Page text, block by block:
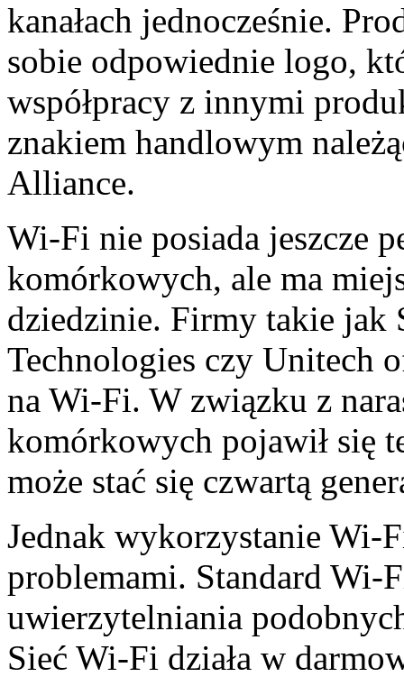
kanałach jednocześnie.
sobie odpowiednie logo,
współpracy z innymi
znakiem handlowym
Alliance.
Wi-Fi nie posiada jeszcze
komórkowych, ale ma
dziedzinie. Firmy takie jak
Technologies czy Unitech
na Wi-Fi. W związku z
komórkowych pojawił się
może stać się czwartą
Jednak wykorzystanie Wi-
problemami. Standard Wi-
uwierzytelniania
Sieć Wi-Fi działa w